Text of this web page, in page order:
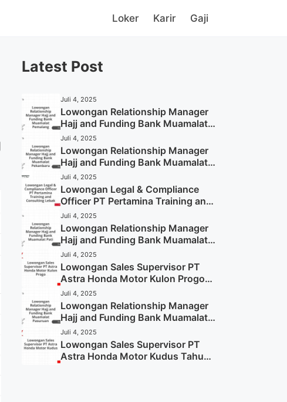
Loker Karir Gaji
Latest Post
Juli 4, 2025
Lowongan Relationship Manager
Hajj and Funding Bank Muamalat
Pemalang Tahun 2025
Juli 4, 2025
Lowongan Relationship Manager
Hajj and Funding Bank Muamalat
Pekanbaru Tahun 2025 (Apply
Now)
Juli 4, 2025
Lowongan Legal & Compliance
Officer PT Pertamina Training and
Consulting Lebak Tahun 2025
(Apply Now)
Juli 4, 2025
Lowongan Relationship Manager
Hajj and Funding Bank Muamalat
Pati Tahun 2025 (Lamar
Sekarang)
Juli 4, 2025
Lowongan Sales Supervisor PT
Astra Honda Motor Kulon Progo
Tahun 2025 (Resmi)
Juli 4, 2025
Lowongan Relationship Manager
Hajj and Funding Bank Muamalat
Pasuruan Tahun 2025 (Apply
Now)
Juli 4, 2025
Lowongan Sales Supervisor PT
Astra Honda Motor Kudus Tahun